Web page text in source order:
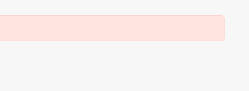
umożliwiają dodatkowe oszczędności. Sieć stawia
sklepówABCszerokie grono zadowolonych klientów,